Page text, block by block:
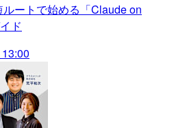
ルートで始める「Claude on
ド